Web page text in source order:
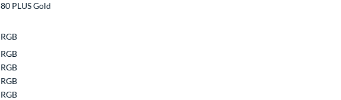
80 PLUS Gold
RGB
RGB
RGB
RGB
RGB